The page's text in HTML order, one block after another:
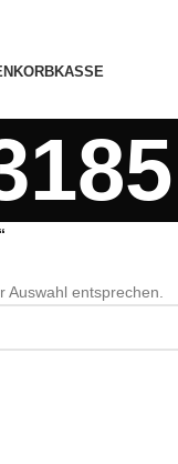
KASSE
entsprechen.